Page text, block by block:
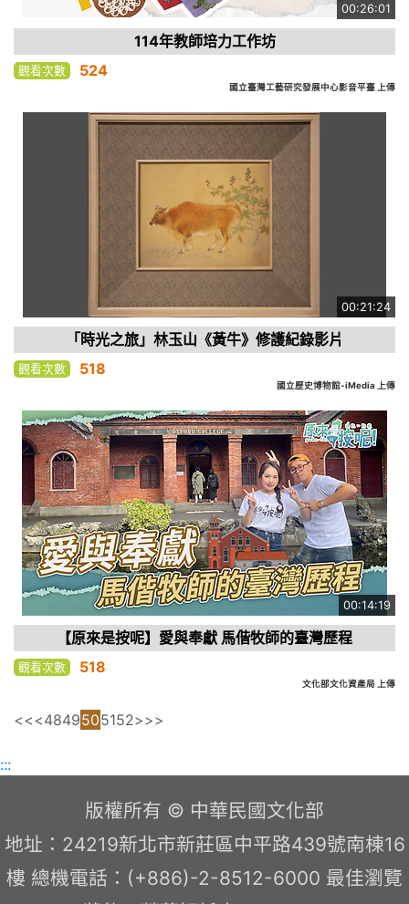
00:26:01
114年教師培力工作坊
觀看次數 524
國立臺灣工藝研究發展中心影音平臺 上傳
00:21:24
「時光之旅」林玉山《黃牛》修護紀錄影片
觀看次數 518
國立歷史博物館-iMedia 上傳
00:14:19
【原來是按呢】愛與奉獻 馬偕牧師的臺灣歷程
觀看次數 518
文化部文化資產局 上傳
<<<4849505152>>>
:::
版權所有 © 中華民國文化部
地址：24219新北市新莊區中平路439號南棟16
樓 總機電話：(+886)-2-8512-6000 最佳瀏覽